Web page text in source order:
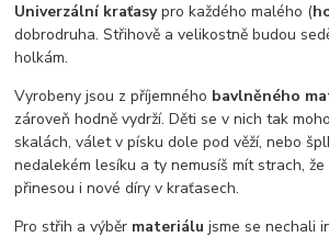
Univerzální kraťasypro každého malého (
dobrodruha. Střihově a velikostně budou
holkám.
Vyrobeny jsou z příjemného bavlněného
zároveň hodně vydrží. Děti se v nich tak
skalách, válet v písku dole pod věží, nebo
nedalekém lesíku a ty nemusíš mít strach, že
přinesou i nové díry v kraťasech.
Pro střih a výběr materiálu jsme se nechali